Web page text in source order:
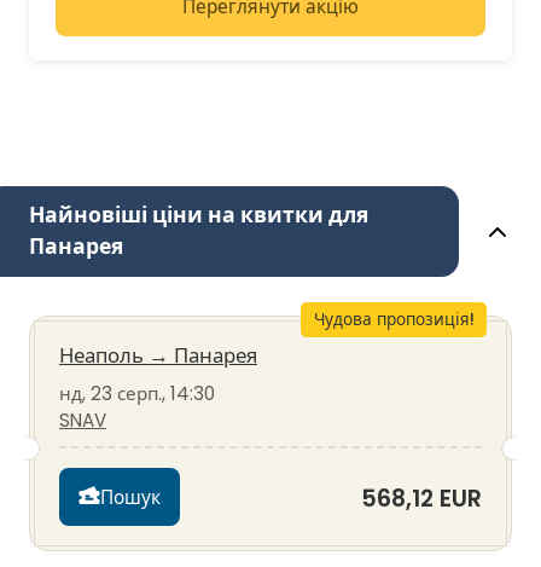
Переглянути акцію
Найновіші ціни на квитки для
Панарея
Чудова пропозиція!
Неаполь → Панарея
нд, 23 серп., 14:30
SNAV
Пошук 568,12 EUR